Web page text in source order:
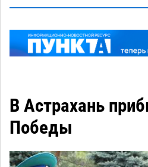
В Астрахань
Победы